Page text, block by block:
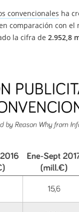
convencionales ha
comparación con el
la cifra de 2.952,8